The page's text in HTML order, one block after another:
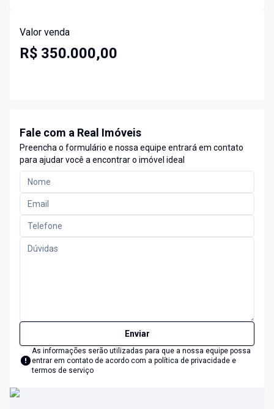
Valor venda
R$ 350.000,00
Fale com a Real Imóveis
Preencha o formulário e nossa equipe entrará em contato
para ajudar você a encontrar o imóvel ideal
Enviar
As informações serão utilizadas para que a nossa equipe possa
entrar em contato de acordo com a política de privacidade e
termos de serviço